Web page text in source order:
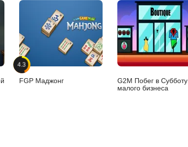
4.3
FGP Маджонг
G2M Побег в Субботу
малого бизнеса